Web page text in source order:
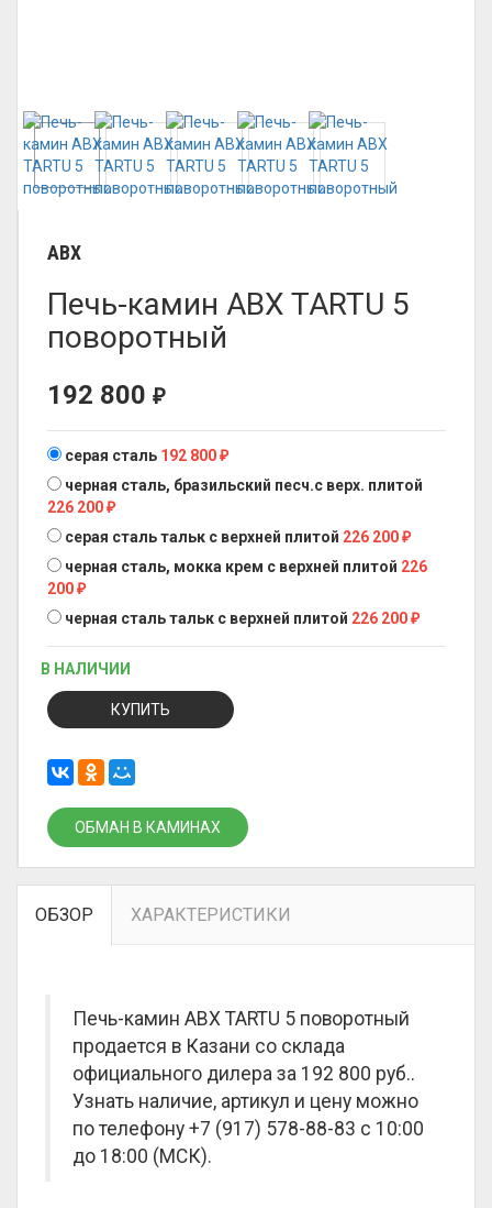
ABX
Печь-камин ABX TARTU 5
поворотный
192 800 ₽
серая сталь 192 800₽
черная сталь, бразильский песч.с верх. плитой
226 200₽
серая сталь тальк с верхней плитой 226 200₽
черная сталь, мокка крем с верхней плитой 226
200₽
черная сталь тальк с верхней плитой 226 200₽
В НАЛИЧИИ
КУПИТЬ
ОБМАН В КАМИНАХ
ОБЗОР ХАРАКТЕРИСТИКИ
Печь-камин ABX TARTU 5 поворотный
продается в Казани со склада
официального дилера за 192 800 руб..
Узнать наличие, артикул и цену можно
по телефону +7 (917) 578-88-83 с 10:00
до 18:00 (МСК).